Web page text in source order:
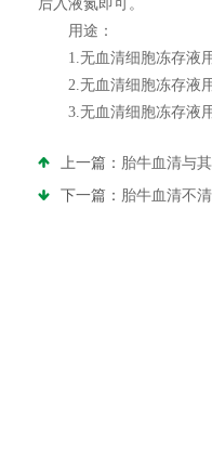
后入液氮即可。
用途：
1.无血清细胞冻存液用
2.无血清细胞冻存液用
3.无血清细胞冻存液用
上一篇： 胎牛血清与
下一篇： 胎牛血清不